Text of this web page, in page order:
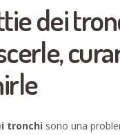
dei
tronchi sono una